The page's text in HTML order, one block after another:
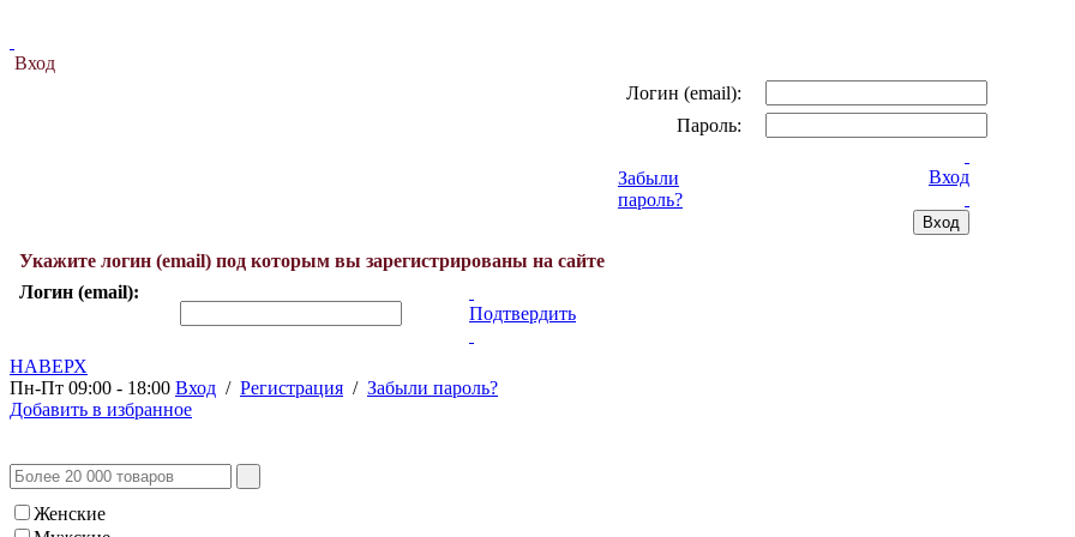
Вход
Логин (email):
Пароль:
Забыли
пароль?
Вход
Укажите логин (email) под которым вы зарегистрированы на сайте
Логин (email):
Подтвердить
НАВЕРХ
Пн-Пт 09:00 - 18:00 Вход / Регистрация / Забыли пароль?
Добавить в избранное
Женские